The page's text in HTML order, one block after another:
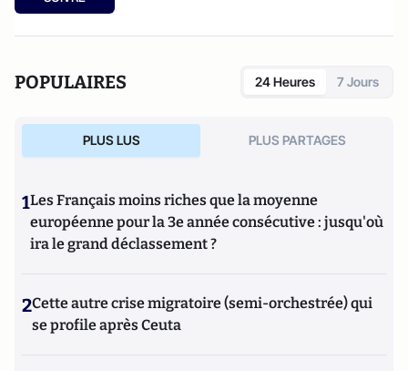
POPULAIRES 24 Heures 7 Jours
PLUS LUS PLUS PARTAGES
1Les Français moins riches que la moyenne
européenne pour la 3e année consécutive : jusqu'où
ira le grand déclassement ?
2Cette autre crise migratoire (semi-orchestrée) qui
se profile après Ceuta